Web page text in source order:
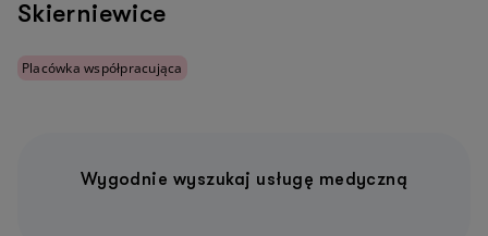
Skierniewice
Placówka współpracująca
Wygodnie wyszukaj usługę medyczną